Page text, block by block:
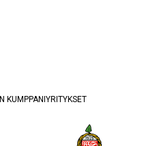
KUMPPANIYRITYKSET